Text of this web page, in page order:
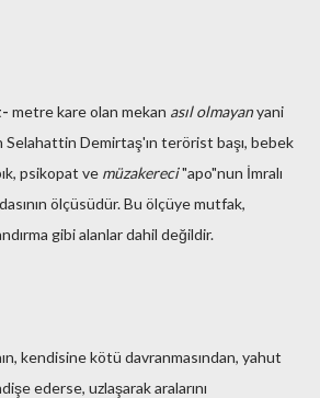
metre kare olan mekan asıl olmayanyani
Selahattin Demirtaş'ın terörist başı, bebek
psikopat ve müzakereci"apo"nun İmralı
ölçüsüdür. Bu ölçüye mutfak,
gibi alanlar dahil değildir.
kendisine kötü davranmasından, yahut
ederse, uzlaşarak aralarını